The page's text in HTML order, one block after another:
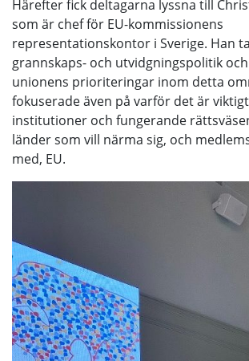
Härefter fick deltagarna lyssna till
som är chef för EU-kommissionens
representationskontor i Sverige. Han
grannskaps- och utvidgningspolitik
unionens prioriteringar inom detta
fokuserade även på varför det är
institutioner och fungerande
länder som vill närma sig, och
med, EU.